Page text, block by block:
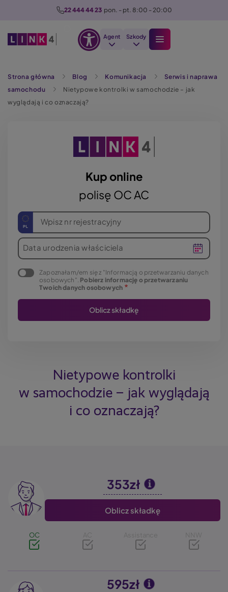
22 444 44 23 pon. - pt. 8:00 - 20:00
Agent Szkody
Strona główna Blog Komunikacja
Serwis i naprawa
samochodu
Nietypowe kontrolki w samochodzie – jak
wyglądają i co oznaczają?
Kup online
polisę OC AC
Wpisz nr rejestracyjny
Data urodzenia właściciela
Zapoznałam/em się z "Informacją o przetwarzaniu danych
osobowych". Pobierz informację o przetwarzaniu
Twoich danych osobowych
Nietypowe kontrolki
w samochodzie – jak wyglądają
i co oznaczają?
Image 353zł
Oblicz składkę
OC AC Assistance NNW
Image 595zł